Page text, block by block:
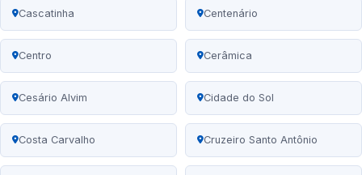
Cascatinha Centenário
Centro Cerâmica
Cesário Alvim Cidade do Sol
Costa Carvalho Cruzeiro Santo Antônio